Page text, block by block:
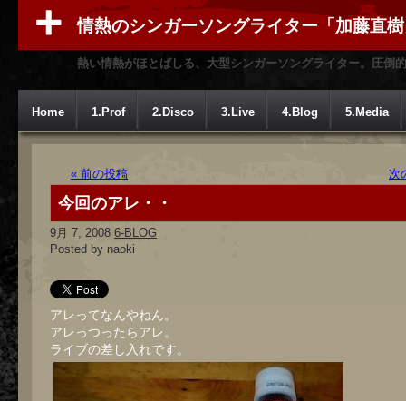
情熱のシンガーソングライター「加藤直
熱い情熱がほとばしる、大型シンガーソングライター。圧倒
Home 1.Prof 2.Disco 3.Live 4.Blog 5.Media
« 前の投稿 次
今回のアレ・・
9月 7, 2008 6-BLOG
Posted by naoki
アレってなんやねん。
アレっつったらアレ。
ライブの差し入れです。